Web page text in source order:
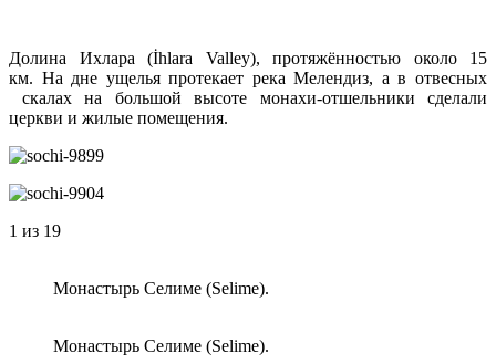
Долина Ихлара (İhlara Valley), протяжённостью около 15
км. На дне ущелья протекает река Мелендиз, а в отвесных
скалах на большой высоте монахи-отшельники сделали
церкви и жилые помещения.
1 из 19
Монастырь Селиме (Selime).
Монастырь Селиме (Selime).